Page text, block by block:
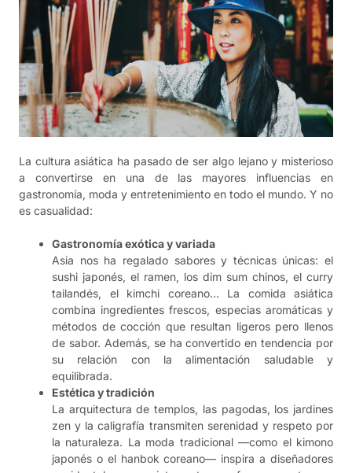
La cultura asiática ha pasado de ser algo lejano y misterioso
a convertirse en una de las mayores influencias en
gastronomía, moda y entretenimiento en todo el mundo. Y no
es casualidad:
Gastronomía exótica y variada
Asia nos ha regalado sabores y técnicas únicas: el
sushi japonés, el ramen, los dim sum chinos, el curry
tailandés, el kimchi coreano… La comida asiática
combina ingredientes frescos, especias aromáticas y
métodos de cocción que resultan ligeros pero llenos
de sabor. Además, se ha convertido en tendencia por
su relación con la alimentación saludable y
equilibrada.
Estética y tradición
La arquitectura de templos, las pagodas, los jardines
zen y la caligrafía transmiten serenidad y respeto por
la naturaleza. La moda tradicional —como el kimono
japonés o el hanbok coreano— inspira a diseñadores